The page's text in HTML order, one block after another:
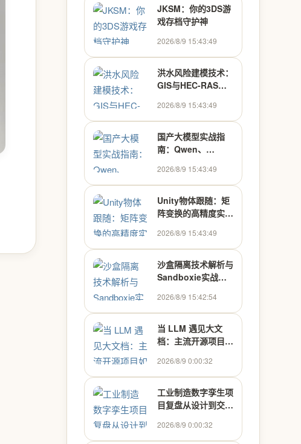
JKSM：你的3DS游
戏存档守护神
2026/8/9 15:43:49
洪水风险建模技术：
GIS与HEC-RAS融
2026/8/9 15:43:49
国产大模型实战指
南：Qwen、
选型与集成开发
2026/8/9 15:43:49
Unity物体跟随：矩
阵变换的高精度实现
2026/8/9 15:43:49
沙盒隔离技术解析与
Sandboxie实战指
2026/8/9 15:42:54
当 LLM 遇见大文
档：主流开源项目如
2026/8/9 0:00:32
工业制造数字孪生项
目复盘从设计到交付
2026/8/9 0:00:32